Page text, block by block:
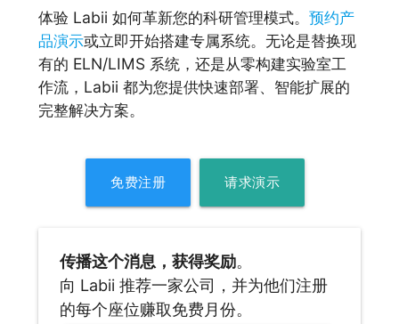
体验 Labii 如何革新您的科研管理模式。预约产
品演示或立即开始搭建专属系统。无论是替换现
有的 ELN/LIMS 系统，还是从零构建实验室工
作流，Labii 都为您提供快速部署、智能扩展的
完整解决方案。
免费注册 请求演示
传播这个消息，获得奖励。
向 Labii 推荐一家公司，并为他们注册
的每个座位赚取免费月份。